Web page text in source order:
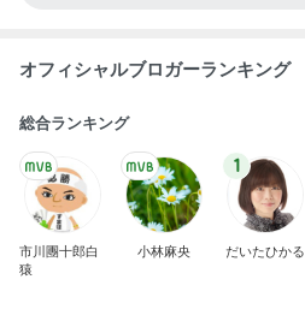
オフィシャルブロガーランキング
総合ランキング
市川團十郎白
猿
小林麻央
1
だいたひかる